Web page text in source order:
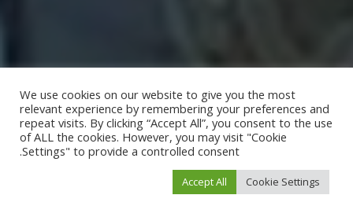
We use cookies on our website to give you the most
relevant experience by remembering your preferences and
repeat visits. By clicking “Accept All”, you consent to the use
of ALL the cookies. However, you may visit "Cookie
Settings" to provide a controlled consent.
Cookie Settings
Accept All